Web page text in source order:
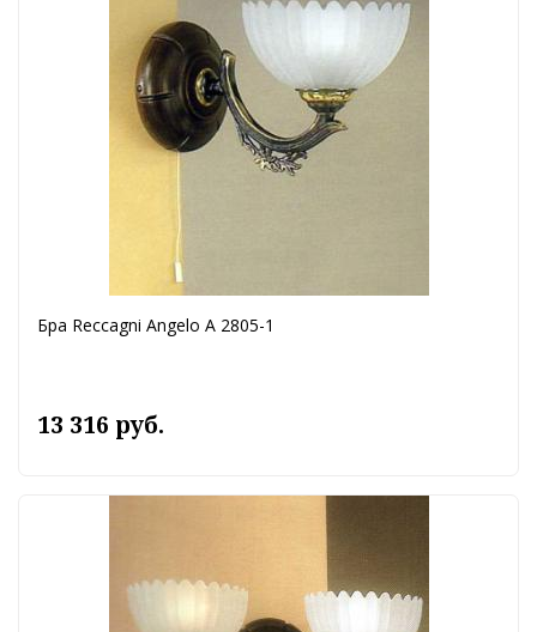
Бра Reccagni Angelo A 2805-1
13 316 руб.